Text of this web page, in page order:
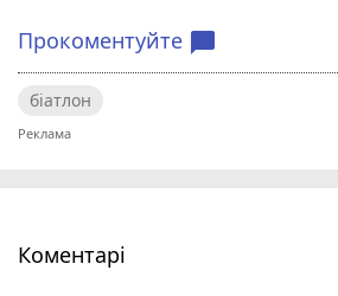
Прокоментуйте chat_bubble
біатлон
Коментарі